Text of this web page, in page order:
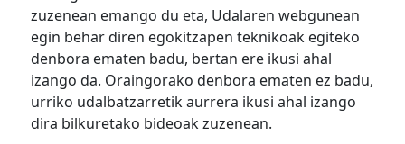
zuzenean emango du eta, Udalaren webgunean
egin behar diren egokitzapen teknikoak egiteko
denbora ematen badu, bertan ere ikusi ahal
izango da. Oraingorako denbora ematen ez badu,
urriko udalbatzarretik aurrera ikusi ahal izango
dira bilkuretako bideoak zuzenean.